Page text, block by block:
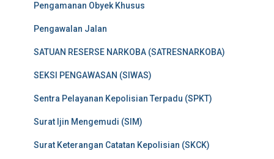
Pengamanan Obyek Khusus
Pengawalan Jalan
SATUAN RESERSE NARKOBA (SATRESNARKOBA)
SEKSI PENGAWASAN (SIWAS)
Sentra Pelayanan Kepolisian Terpadu (SPKT)
Surat Ijin Mengemudi (SIM)
Surat Keterangan Catatan Kepolisian (SKCK)